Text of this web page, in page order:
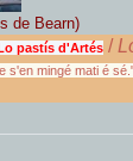
de Bearn)
pastís d'Artés /
s'en mingé mati é